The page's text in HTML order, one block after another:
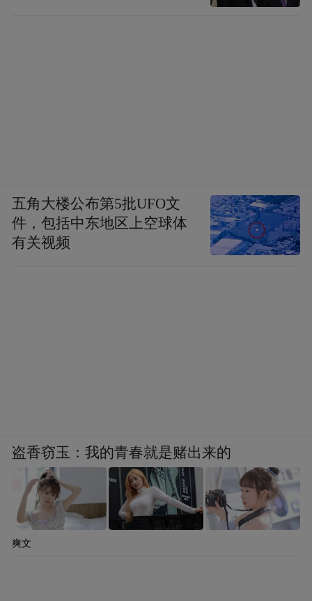
五角大楼公布第5批UFO文
件，包括中东地区上空球体
有关视频
盗香窃玉：我的青春就是赌出来的
爽文